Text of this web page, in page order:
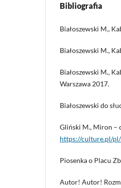
Bibliografia
Białoszewski M.,
Białoszewski M.,
Białoszewski M.,
Warszawa 2017.
Białoszewski do
Gliński M., Miron –
https://culture.pl/
Piosenka o Placu
Autor! Autor!